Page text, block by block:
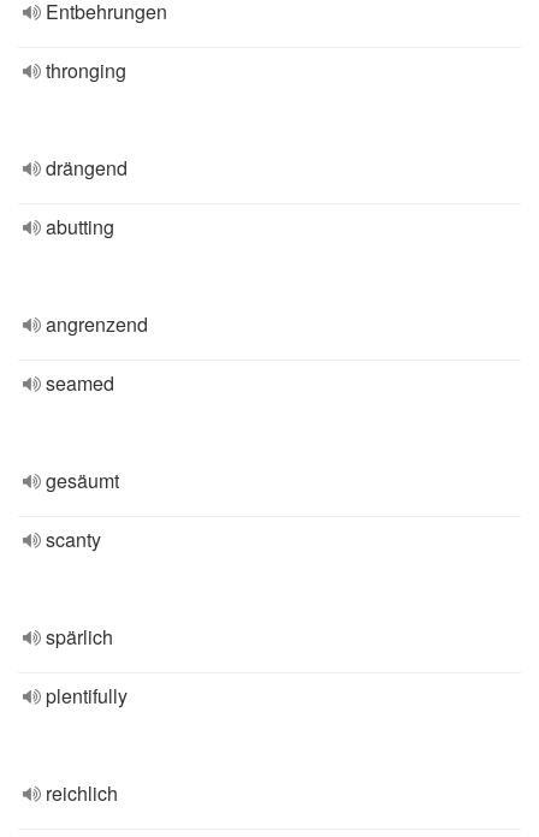
Entbehrungen
thronging
drängend
abutting
angrenzend
seamed
gesäumt
scanty
spärlich
plentifully
reichlich